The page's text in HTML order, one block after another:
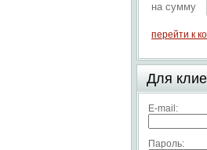
на сумму
перейти к
Для
E-mail:
Пароль: